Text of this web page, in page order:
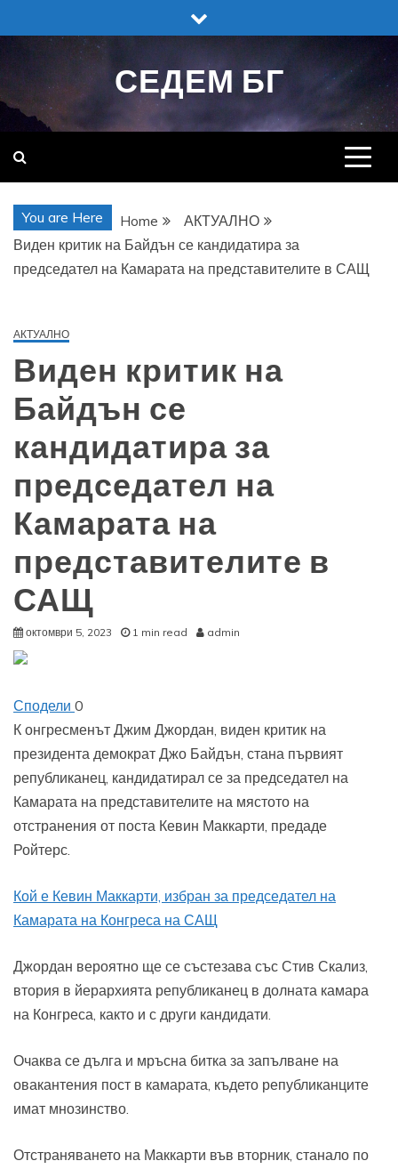
to
СЕДЕМ БГ
You are Here Home
АКТУАЛНО
Виден критик на Байдън се кандидатира за
председател на Камарата на представителите в САЩ
АКТУАЛНО
Виден критик на
Байдън се
кандидатира за
председател на
Камарата на
представителите в
САЩ
октомври 5, 2023 1 min read admin
Сподели 0
К онгресменът Джим Джордан, виден критик на
президента демократ Джо Байдън, стана първият
републиканец, кандидатирал се за председател на
Камарата на представителите на мястото на
отстранения от поста Кевин Маккарти, предаде
Ройтерс.
Кой е Кевин Маккарти, избран за председател на
Камарата на Конгреса на САЩ
Джордан вероятно ще се състезава със Стив Скализ,
втория в йерархията републиканец в долната камара
на Конгреса, както и с други кандидати.
Очаква се дълга и мръсна битка за запълване на
овакантения пост в камарата, където републиканците
имат мнозинство.
Отстраняването на Маккарти във вторник, станало по